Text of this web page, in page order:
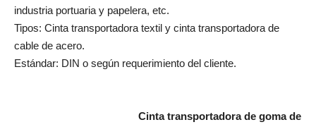
industria portuaria y papelera, etc.
Tipos: Cinta transportadora textil y cinta transportadora de
cable de acero.
Estándar: DIN o según requerimiento del cliente.
Cinta transportadora de goma de